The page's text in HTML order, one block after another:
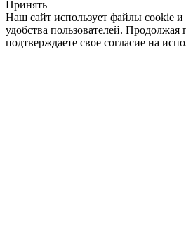
Принять
Наш сайт использует файлы cookie
удобства пользователей. Продолжая
подтверждаете свое согласие на